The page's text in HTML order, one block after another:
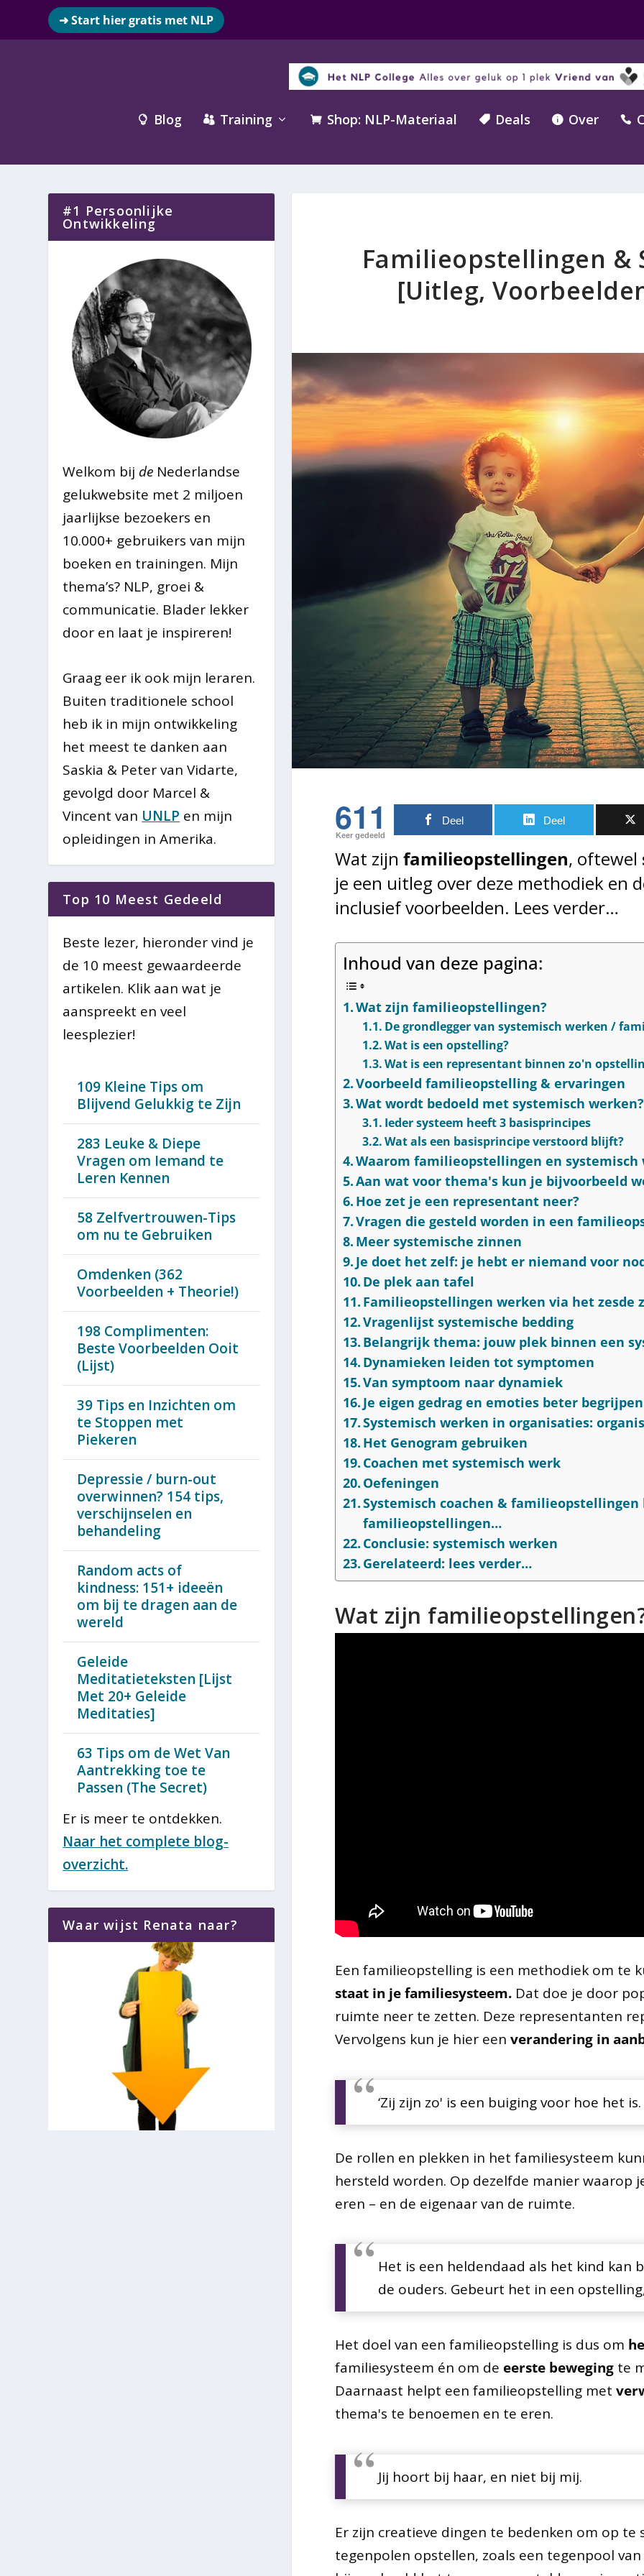
➜ Start hier gratis met NLP
 Blog  Training  Shop: NLP-Materiaal  Deals  Over 
Familieopstellingen &
[Uitleg,
611
Keer gedeeld
Deel Deel
Wat zijn familieopstellingen, oftewel
je een uitleg over deze methodiek en
inclusief voorbeelden. Lees verder…
Inhoud van deze pagina:
Wat zijn familieopstellingen?
De grondlegger van systemisch werken /
Wat is een opstelling?
Wat is een representant binnen zo'n
Voorbeeld familieopstelling & ervaringen
Wat wordt bedoeld met systemisch werken?
Ieder systeem heeft 3 basisprincipes
Wat als een basisprincipe verstoord blijft?
Waarom familieopstellingen en systemisch
Aan wat voor thema's kun je bijvoorbeeld
Hoe zet je een representant neer?
Vragen die gesteld worden in een
Meer systemische zinnen
Je doet het zelf: je hebt er niemand voor
De plek aan tafel
Familieopstellingen werken via het zesde
Vragenlijst systemische bedding
Belangrijk thema: jouw plek binnen een
Dynamieken leiden tot symptomen
Van symptoom naar dynamiek
Je eigen gedrag en emoties beter begrijpen
Systemisch werken in organisaties:
Het Genogram gebruiken
Coachen met systemisch werk
Oefeningen
Systemisch coachen & familieopstellingen
familieopstellingen…
Conclusie: systemisch werken
Gerelateerd: lees verder…
Wat zijn
Een familieopstelling is een methodiek om te
staat in je familiesysteem.Dat doe je door
ruimte neer te zetten. Deze representanten
Vervolgens kun je hier een verandering in
‘Zij zijn zo' is een buiging voor hoe het is.
De rollen en plekken in het familiesysteem
hersteld worden. Op dezelfde manier waarop
eren – en de eigenaar van de ruimte.
Het is een heldendaad als het kind kan
de ouders. Gebeurt het in een
Het doel van een familieopstelling is dus om
familiesysteem én om de eerste bewegingte
Daarnaast helpt een familieopstelling met
thema's te benoemen en te eren.
Jij hoort bij haar, en niet bij mij.
Er zijn creatieve dingen te bedenken om op te
tegenpolen opstellen, zoals een tegenpool
#1 Persoonlijke
Ontwikkeling
Welkom bij de Nederlandse
gelukwebsite met 2 miljoen
jaarlijkse bezoekers en
10.000+ gebruikers van mijn
boeken en trainingen. Mijn
thema’s? NLP, groei &
communicatie. Blader lekker
door en laat je inspireren!
Graag eer ik ook mijn leraren.
Buiten traditionele school
heb ik in mijn ontwikkeling
het meest te danken aan
Saskia & Peter van Vidarte,
gevolgd door Marcel &
Vincent van UNLP en mijn
opleidingen in Amerika.
Top 10 Meest Gedeeld
Beste lezer, hieronder vind je
de 10 meest gewaardeerde
artikelen. Klik aan wat je
aanspreekt en veel
leesplezier!
109 Kleine Tips om
Blijvend Gelukkig te Zijn
283 Leuke & Diepe
Vragen om Iemand te
Leren Kennen
58 Zelfvertrouwen-Tips
om nu te Gebruiken
Omdenken (362
Voorbeelden + Theorie!)
198 Complimenten:
Beste Voorbeelden Ooit
(Lijst)
39 Tips en Inzichten om
te Stoppen met
Piekeren
Depressie / burn-out
overwinnen? 154 tips,
verschijnselen en
behandeling
Random acts of
kindness: 151+ ideeën
om bij te dragen aan de
wereld
Geleide
Meditatieteksten [Lijst
Met 20+ Geleide
Meditaties]
63 Tips om de Wet Van
Aantrekking toe te
Passen (The Secret)
Er is meer te ontdekken.
Naar het complete blog-
overzicht.
Waar wijst Renata naar?